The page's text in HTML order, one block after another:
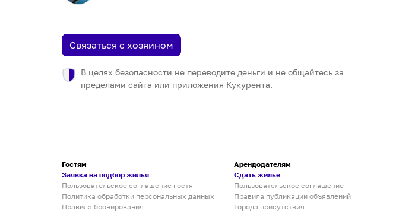
Связаться с хозяином
В целях безопасности не переводите деньги и не общайтесь за
пределами сайта или приложения Кукурента.
Гостям
Заявка на подбор жилья
Пользовательское соглашение гостя
Политика обработки персональных данных
Правила бронирования
Арендодателям
Сдать жилье
Пользовательское соглашение
Правила публикации объявлений
Города присутствия